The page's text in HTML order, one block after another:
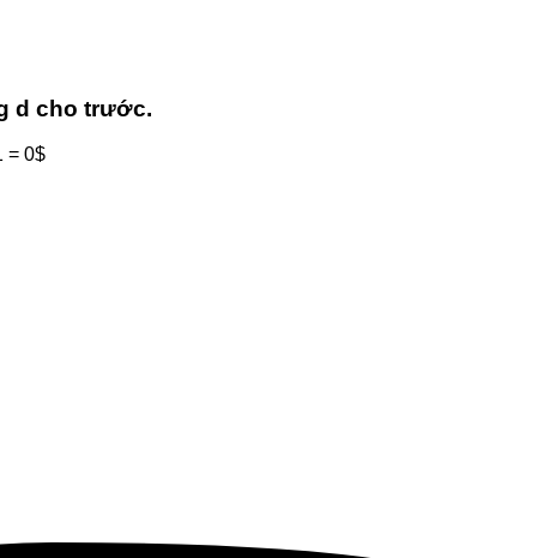
d cho trước.
= 0$